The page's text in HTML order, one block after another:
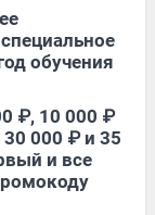
обучения
₽, 10 000 ₽
000 ₽ и 35
и все